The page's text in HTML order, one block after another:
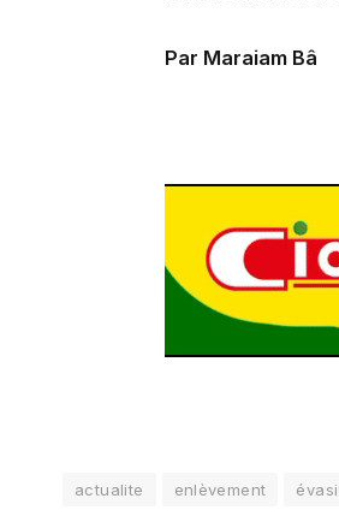
Par Maraiam Bâ
actualite enlèvement